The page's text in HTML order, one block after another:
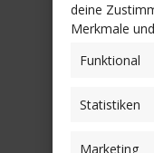
deine
Merkmale
Funktional
Statistiken
Marketing